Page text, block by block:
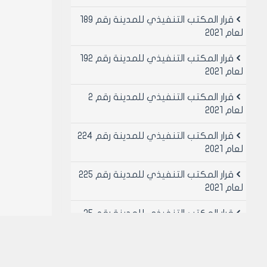
قرار المكتب التنفيذي للمدينة رقم 189
لعام 2021
قرار المكتب التنفيذي للمدينة رقم 192
لعام 2021
قرار المكتب التنفيذي للمدينة رقم 2
لعام 2021
قرار المكتب التنفيذي للمدينة رقم 224
لعام 2021
قرار المكتب التنفيذي للمدينة رقم 225
لعام 2021
قرار المكتب التنفيذي للمدينة رقم 25